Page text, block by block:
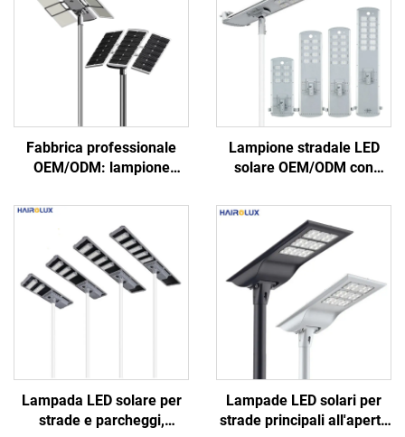
Fabbrica professionale
OEM/ODM: lampione
in-uno per esterni in
alluminio, IP66, disponibile
in potenze da 40 W, 60 W,
80 W, 100 W e 120 W
Lampione stradale LED
solare OEM/ODM con
intelligente e funzione di
autonetto, impermeabile
IP66
Lampada LED solare per
strade e parcheggi,
Lampade LED solari per
strade principali all'aperto